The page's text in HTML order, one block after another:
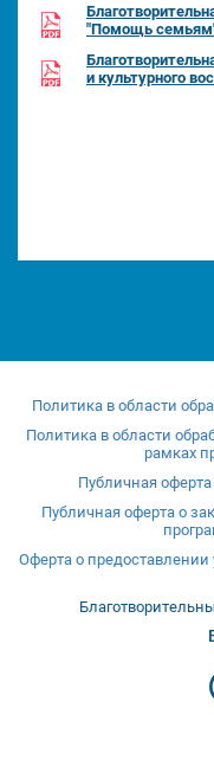
"Помощь
и культурного
Политика в области
Политика в области
рамках
Публичная
Публичная оферта о
Оферта о предоставлении